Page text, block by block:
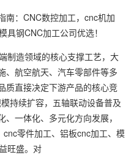
：CNC数控加工，cnc机加
钢CNC加工公司优选！
造领域的核心支撑工艺，大
、航空航天、汽车零部件等多
质直接决定下游产品的核心竞
持续扩容，五轴联动设备普及
一体化、多元化方向发展，
零件加工、铝板cnc加工、模
旺盛。对